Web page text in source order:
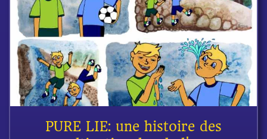
PURE LIE: une histoire des